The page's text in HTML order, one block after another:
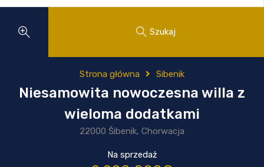
Szukaj
Strona główna Sibenik
Niesamowita nowoczesna willa z
wieloma dodatkami
22000 Šibenik, Chorwacja
Na sprzedaż